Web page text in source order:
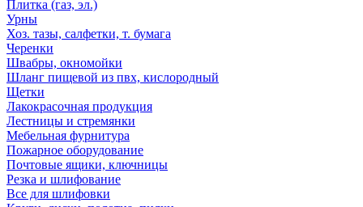
Плитка (газ, эл.)
Урны
Хоз. тазы, салфетки, т. бумага
Черенки
Швабры, окномойки
Шланг пищевой из пвх, кислородный
Щетки
Лакокрасочная продукция
Лестницы и стремянки
Мебельная фурнитура
Пожарное оборудование
Почтовые ящики, ключницы
Резка и шлифование
Все для шлифовки